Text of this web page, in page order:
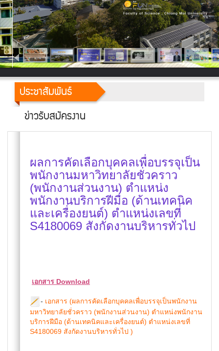
ประชาสัมพันธ์
ข่าวรับสมัครงาน
ผลการคัดเลือกบุคคลเพื่อบรรจุเป็น
พนักงานมหาวิทยาลัยชั่วคราว
(พนักงานส่วนงาน) ตำแหน่ง
พนักงานบริการฝีมือ (ด้านเทคนิค
และเครื่องยนต์) ตำแหน่งเลขที่
S4180069 สังกัดงานบริหารทั่วไป
เอกสาร Download
- เอกสาร (ผลการคัดเลือกบุคคลเพื่อบรรจุเป็นพนักงาน
มหาวิทยาลัยชั่วคราว (พนักงานส่วนงาน) ตำแหน่งพนักงาน
บริการฝีมือ (ด้านเทคนิคและเครื่องยนต์) ตำแหน่งเลขที่
S4180069 สังกัดงานบริหารทั่วไป )